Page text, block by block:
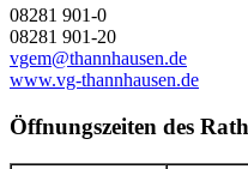
08281 901-0
08281 901-20
vgem@thannhausen.de
www.vg-thannhausen.de
Öffnungszeiten des